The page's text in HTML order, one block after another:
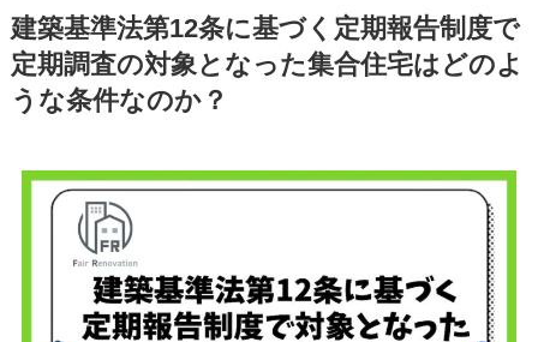
建築基準法第12条に基づく定期報告制度で
定期調査の対象となった集合住宅はどのよ
うな条件なのか？